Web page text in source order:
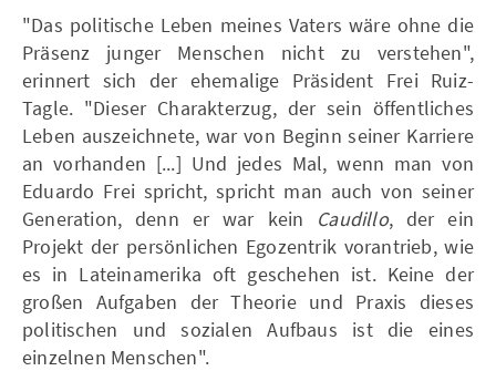
"Das politische Leben meines Vaters wäre ohne die
Präsenz junger Menschen nicht zu verstehen",
erinnert sich der ehemalige Präsident Frei Ruiz-
Tagle. "Dieser Charakterzug, der sein öffentliches
Leben auszeichnete, war von Beginn seiner Karriere
an vorhanden [...] Und jedes Mal, wenn man von
Eduardo Frei spricht, spricht man auch von seiner
Generation, denn er war kein Caudillo, der ein
Projekt der persönlichen Egozentrik vorantrieb, wie
es in Lateinamerika oft geschehen ist. Keine der
großen Aufgaben der Theorie und Praxis dieses
politischen und sozialen Aufbaus ist die eines
einzelnen Menschen".